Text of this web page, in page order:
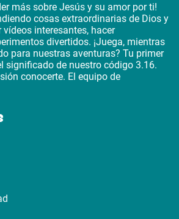
más sobre Jesús y su amor por ti!
cosas extraordinarias de Dios y
vídeos interesantes, hacer
divertidos. ¡Juega, mientras
para nuestras aventuras? Tu primer
significado de nuestro código 3.16.
conocerte. El equipo de